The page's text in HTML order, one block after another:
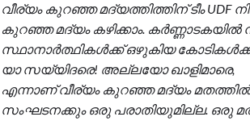
വീര്യം കുറഞ്ഞ മദ്യത്തിത്തിന് ടീം UDF
കുറഞ്ഞ മദ്യം കഴിക്കാം. കർണ്ണാടകയിൽ
സ്ഥാനാർത്ഥികൾക്ക് ഒഴുകിയ
യാ സയ്യിദരെ! അല്ലയോ ഖാളിമാരെ,
എന്നാണ് വീര്യം കുറഞ്ഞ മദ്യം
സംഘടനക്കും ഒരു പരാതിയുമില്ല. ഒരു